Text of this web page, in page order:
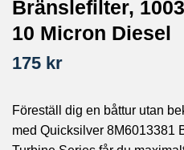
Bränslefilter,
10 Micron Diesel
175 kr
Föreställ dig en båttur utan
med Quicksilver 8M6013381